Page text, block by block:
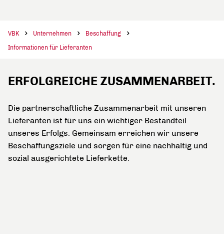
VBK Unternehmen
Beschaffung
Informationen für Lieferanten
ERFOLGREICHE ZUSAMMENARBEIT.
Die partnerschaftliche Zusammenarbeit mit unseren
Lieferanten ist für uns ein wichtiger Bestandteil
unseres Erfolgs. Gemeinsam erreichen wir unsere
Beschaffungsziele und sorgen für eine nachhaltig und
sozial ausgerichtete Lieferkette.